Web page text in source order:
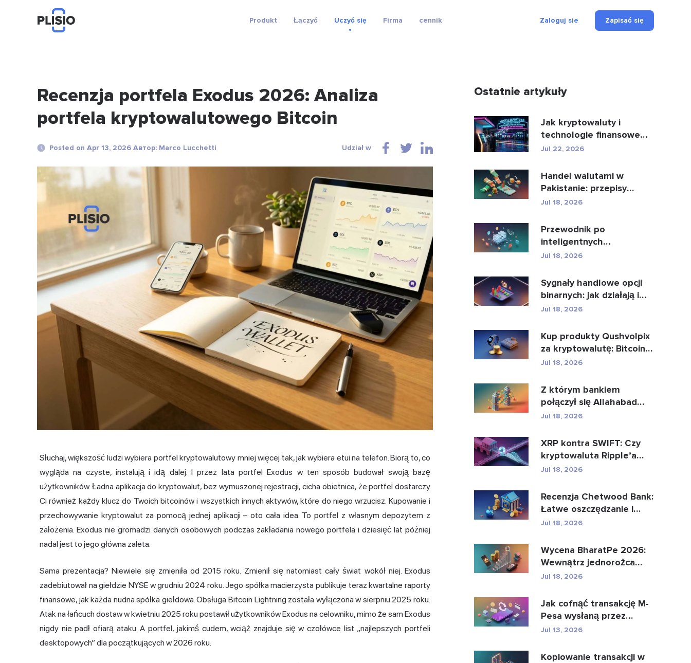
Produkt Łączyć Uczyć się Firma cennik Zaloguj sie Zapisać się
Recenzja portfela Exodus 2026: Analiza
portfela kryptowalutowego Bitcoin
Posted on Apr 13, 2026 Автор: Marco Lucchetti Udział w
Słuchaj, większość ludzi wybiera portfel kryptowalutowy mniej więcej tak, jak wybiera etui na telefon. Biorą to, co
wygląda na czyste, instalują i idą dalej. I przez lata portfel Exodus w ten sposób budował swoją bazę
użytkowników. Ładna aplikacja do kryptowalut, bez wymuszonej rejestracji, cicha obietnica, że portfel dostarczy
Ci również każdy klucz do Twoich bitcoinów i wszystkich innych aktywów, które do niego wrzucisz. Kupowanie i
przechowywanie kryptowalut za pomocą jednej aplikacji – oto cała idea. To portfel z własnym depozytem z
założenia. Exodus nie gromadzi danych osobowych podczas zakładania nowego portfela i dziesięć lat później
nadal jest to jego główna zaleta.
Sama prezentacja? Niewiele się zmieniła od 2015 roku. Zmienił się natomiast cały świat wokół niej. Exodus
zadebiutował na giełdzie NYSE w grudniu 2024 roku. Jego spółka macierzysta publikuje teraz kwartalne raporty
finansowe, jak każda nudna spółka giełdowa. Obsługa Bitcoin Lightning została wyłączona w sierpniu 2025 roku.
Atak na łańcuch dostaw w kwietniu 2025 roku postawił użytkowników Exodus na celowniku, mimo że sam Exodus
nigdy nie padł ofiarą ataku. A portfel, jakimś cudem, wciąż znajduje się w czołówce list „najlepszych portfeli
desktopowych” dla początkujących w 2026 roku.
Ostatnie artykuły
Jak kryptowaluty i
technologie finansowe
zmieniają oblicze płatn...
Jul 22, 2026
Handel walutami w
Pakistanie: przepisy
prawne, brokerzy,
Jul 18, 2026
Przewodnik po
inteligentnych
kontraktach i usługach
Jul 18, 2026
Sygnały handlowe opcji
binarnych: jak działają i
jakie niosą z...
Jul 18, 2026
Kup produkty Qushvolpix
za kryptowalutę: Bitcoin,
płatności i i...
Jul 18, 2026
Z którym bankiem
połączył się Allahabad
Bank? Pełna historia...
Jul 18, 2026
XRP kontra SWIFT: Czy
kryptowaluta Ripple’a
może zastąpić glo...
Jul 18, 2026
Recenzja Chetwood Bank:
Łatwe oszczędzanie i
bezpieczna bankowo�...
Jul 18, 2026
Wycena BharatPe 2026:
Wewnątrz jednorożca
fintech o wartości 2,...
Jul 18, 2026
Jak cofnąć transakcję M-
Pesa wysłaną przez
pomyłkę
Jul 13, 2026
Kopiowanie transakcji w